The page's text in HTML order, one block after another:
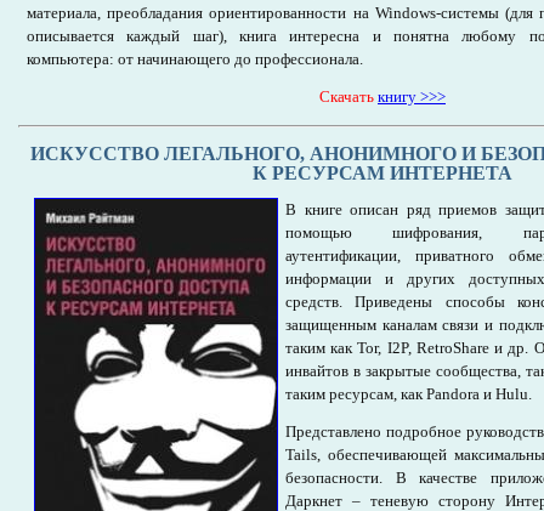
материала, преобладания ориентированности на Windows-системы
описывается каждый шаг), книга интересна и понятна любому
компьютера: от начинающего до профессионала.
Cкачать книгу >>>
ИСКУССТВО ЛЕГАЛЬНОГО, АНОНИМНОГО И
К РЕСУРСАМ ИНТЕРНЕТА
В книге описан ряд приемов
помощью шифрования,
аутентификации, приватного
информации и других
средств. Приведены способы
защищенным каналам связи и
таким как Tor, I2P, RetroShare и др.
инвайтов в закрытые сообщества,
таким ресурсам, как Pandora и Hulu.
Представлено подробное
Tails, обеспечивающей
безопасности. В качестве
Даркнет – теневую сторону